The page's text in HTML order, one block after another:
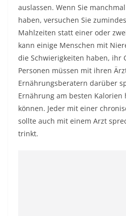
auslassen. Wenn Sie
haben, versuchen Sie
Mahlzeiten statt einer oder
kann einige Menschen mit
die Schwierigkeiten haben, ihr
Personen müssen mit ihren
Ernährungsberatern darüber
Ernährung am besten Kalorien
können. Jeder mit einer
sollte auch mit einem Arzt
trinkt.